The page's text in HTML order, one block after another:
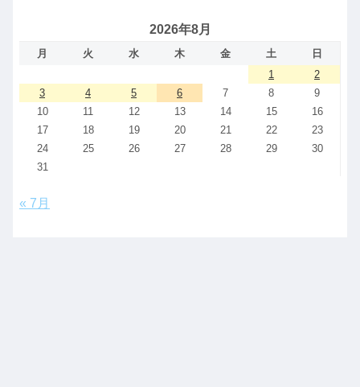
2026年8月
月 火 水 木 金 土
日
1
2
3
4 5 6 7 8
9
10
11 12 13 14 15
16
17
18 19 20 21 22
23
24
25 26 27 28 29
30
31
« 7月